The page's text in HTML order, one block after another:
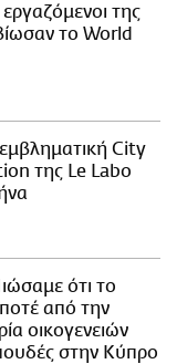
της
το World
City
της Le Labo
ότι το
από την
οικογενειών
στην Κύπρο